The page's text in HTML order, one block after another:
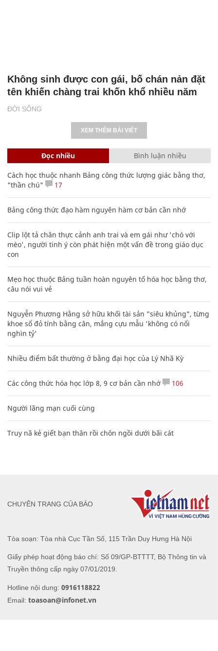
ĐỜI SỐNG
Không sinh được con gái, bố chán nản đặt
tên khiến chàng trai khốn khổ nhiều năm
XEM THÊM BÀI VIẾT
Đọc nhiều Bình luận nhiều
Cách học thuộc nhanh Bảng công thức lượng giác bằng thơ,
"thần chú"
17
Bảng công thức đạo hàm nguyên hàm cơ bản cần nhớ
Clip lột tả chân thực cảnh anh trai và em gái như 'chó với
mèo', người tinh ý còn phát hiện một vấn đề trong giáo dục
con
Mẹo học thuộc Bảng tuần hoàn nguyên tố hóa học bằng thơ,
câu nói vui vẻ
Nguyễn Phương Hằng sở hữu khối tài sản "siêu khủng", từng
khoe sổ đỏ tính bằng cân, mắng cựu mẫu 'không có nổi
nghìn tỷ'
Nhiều điểm bất thường ở bằng đại học của Lý Nhã Kỳ
Các công thức hóa học lớp 8, 9 cơ bản cần nhớ 106
Người lãng mạn cuối cùng
Truy nã kẻ giết bạn thân rồi chôn ngồi dưới bãi cát
Tòa soạn: Tòa nhà Cục Tần Số, 115 Trần Duy Hưng Hà Nội
Giấy phép hoạt động báo chí: Số 09/GP-BTTTT, Bộ Thông tin và
Truyền thông cấp ngày 07/01/2019.
Hotline nội dung: 0916118822
Email: toasoan@infonet.vn
CHUYÊN TRANG CỦA BÁO